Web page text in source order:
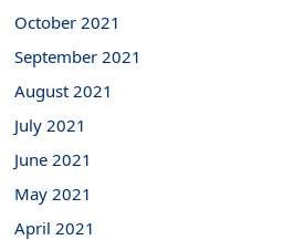
October 2021
September 2021
August 2021
July 2021
June 2021
May 2021
April 2021